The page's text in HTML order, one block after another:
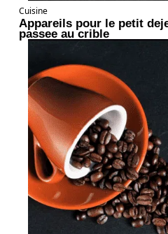
Cuisine
Appareils pour le petit
passee au crible